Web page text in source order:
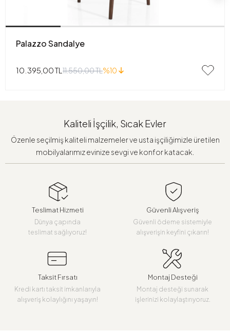
Palazzo Sandalye
10.395,00 TL 11.550,00 TL%10
Kaliteli İşçilik, Sıcak Evler
Özenle seçilmiş kaliteli malzemeler ve usta işçiliğimizle üretilen
mobilyalarımız evinize sevgi ve konfor katacak.
Teslimat Hizmeti
Dünya çapında
teslimat sağlıyoruz!
Güvenli Alışveriş
Güvenli ödeme sistemiyle
alışverişin keyfini çıkarın!
Taksit Fırsatı
Kredi kartı taksit imkanlarıyla
alışveriş kolaylığını yaşayın!
Montaj Desteği
Montaj desteği sunarak
işlerinizi kolaylaştırıyoruz.